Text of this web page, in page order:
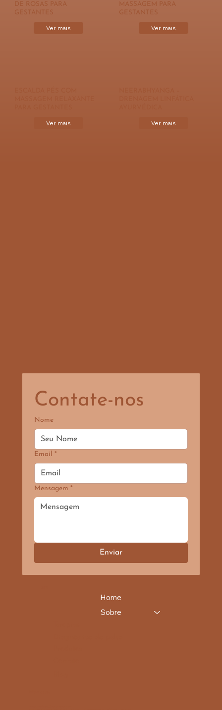
DE ROSAS PARA
GESTANTES
Ver mais
MASSAGEM PARA
GESTANTES
Ver mais
Ver mais Ver mais
Contate-nos
Nome
Email *
Mensagem *
Enviar
Home
Sobre